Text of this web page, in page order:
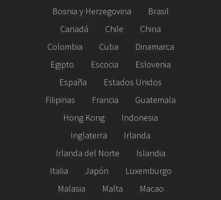
Bosnia y Herzegovina
Brasil
Canadá
Chile
China
Colombia
Cuba
Dinamarca
Egipto
Escocia
Eslovenia
España
Estados Unidos
Filipinas
Francia
Guatemala
Hong Kong
Indonesia
Inglaterra
Irlanda
Irlanda del Norte
Islandia
Italia
Japón
Luxemburgo
Malasia
Malta
Macao